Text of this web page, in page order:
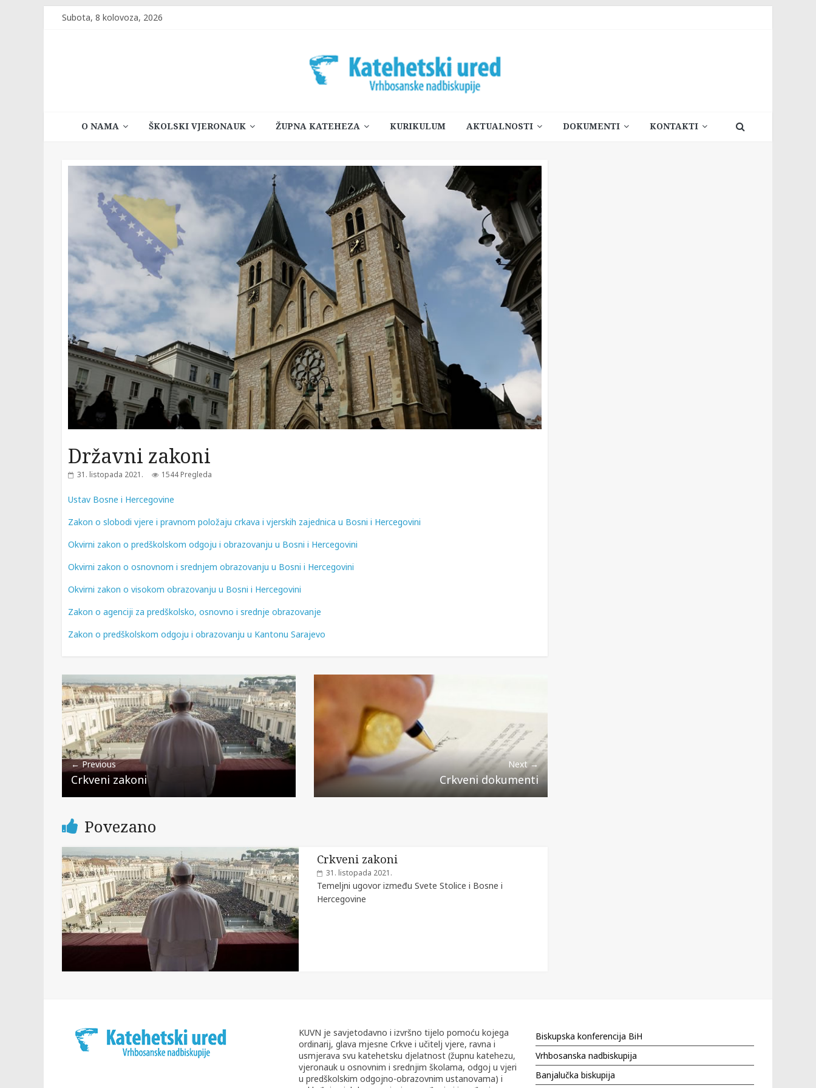
Subota, 8 kolovoza, 2026
Vrhbosanske
nadbiskupije
O NAMA ŠKOLSKI VJERONAUK ŽUPNA KATEHEZA KURIKULUM AKTUALNOSTI DOKUMENTI KONTAKTI
Državni zakoni
31. listopada 2021. 1544 Pregleda
Ustav Bosne i Hercegovine
Zakon o slobodi vjere i pravnom položaju crkava i vjerskih zajednica u Bosni i Hercegovini
Okvirni zakon o predškolskom odgoju i obrazovanju u Bosni i Hercegovini
Okvirni zakon o osnovnom i srednjem obrazovanju u Bosni i Hercegovini
Okvirni zakon o visokom obrazovanju u Bosni i Hercegovini
Zakon o agenciji za predškolsko, osnovno i srednje obrazovanje
Zakon o predškolskom odgoju i obrazovanju u Kantonu Sarajevo
← Previous
Crkveni zakoni
Next →
Crkveni dokumenti
Povezano
Crkveni zakoni
31. listopada 2021.
Temeljni ugovor između Svete Stolice i Bosne i
Hercegovine
KUVN je savjetodavno i izvršno tijelo pomoću kojega
ordinarij, glava mjesne Crkve i učitelj vjere, ravna i
usmjerava svu katehetsku djelatnost (župnu katehezu,
vjeronauk u osnovnim i srednjim školama, odgoj u vjeri
u predškolskim odgojno-obrazovnim ustanovama) i
Biskupska konferencija BiH
Vrhbosanska nadbiskupija
Banjalučka biskupija